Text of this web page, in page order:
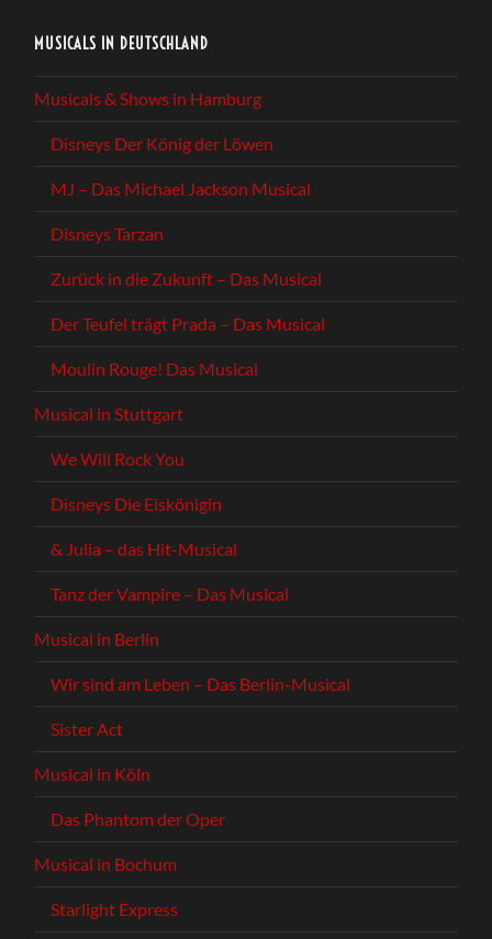
MUSICALS IN DEUTSCHLAND
Musicals & Shows in Hamburg
Disneys Der König der Löwen
MJ – Das Michael Jackson Musical
Disneys Tarzan
Zurück in die Zukunft – Das Musical
Der Teufel trägt Prada – Das Musical
Moulin Rouge! Das Musical
Musical in Stuttgart
We Will Rock You
Disneys Die Eiskönigin
& Julia – das Hit-Musical
Tanz der Vampire – Das Musical
Musical in Berlin
Wir sind am Leben – Das Berlin-Musical
Sister Act
Musical in Köln
Das Phantom der Oper
Musical in Bochum
Starlight Express